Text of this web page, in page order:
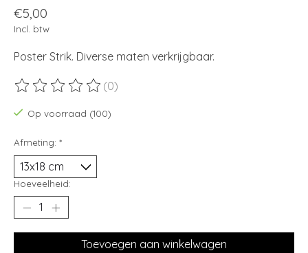
€5,00
Incl. btw
Poster Strik. Diverse maten verkrijgbaar.
De beoordeling van dit product is
(0)
Op voorraad (100)
Afmeting: *
Hoeveelheid:
Toevoegen aan winkelwagen